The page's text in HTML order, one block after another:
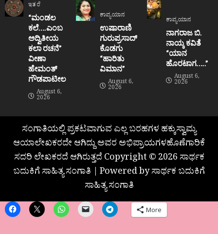
ಇತರೆ
“ಮಂಡಲ
ಕಲೆ….ಎಂಬ
ಅದ್ವಿತೀಯ
ಕಲಾ ರಚನೆ”‌
ವೀಣಾ
ಹೇಮಂತ್‌
ಗೌಡಪಾಟೀಲ
August 6,
2026
ಕಾವ್ಯಯಾನ
ಉಷಾರಾಣಿ
ಗುರುಪ್ರಸಾದ್
ಕೊಡಗು
“ಹಾರಿತು
ವಿಮಾನ”
August 6,
2026
ಕಾವ್ಯಯಾನ
ನಾಗರಾಜ ಬಿ.
ನಾಯ್ಕ ಕವಿತೆ
“ಯಾನ
ಹೊರಟಾಗ…..”
August 6,
2026
ಸಂಗಾತಿಯಲ್ಲಿ ಪ್ರಕಟವಾಗುವ ಎಲ್ಲ ಬರಹಗಳ ಹಕ್ಕುಸ್ವಾಮ್ಯ
ಆಯಾಲೇಖಕರದೇ ಆಗಿದ್ದು ಅವರ ಅಭಿಪ್ರಾಯಗಳಹೊಣೆಗಾರಿಕೆ
ಸದರಿ ಲೇಖಕರದೆ ಆಗಿರುತ್ತದೆ Copyright © 2026 ಸಾರ್ಥಕ
ಬದುಕಿಗೆ ಸಾಹಿತ್ಯ ಸಂಗಾತಿ | Powered by ಸಾರ್ಥಕ ಬದುಕಿಗೆ
ಸಾಹಿತ್ಯ ಸಂಗಾತಿ
More